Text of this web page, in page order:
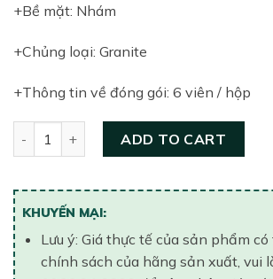
+Bề mặt: Nhám
+Chủng loại: Granite
+Thông tin về đóng gói: 6 viên / hộp
ADD TO CART
KHUYẾN MẠI:
Lưu ý: Giá thực tế của sản phẩm
chính sách của hãng sản xuất, vui